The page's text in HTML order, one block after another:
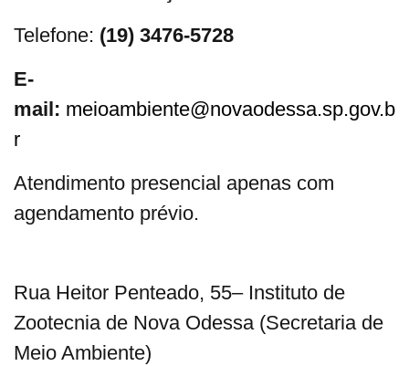
Telefone: (19) 3476-5728
E-
mail: meioambiente@novaodessa.sp.gov.b
r
Atendimento presencial apenas com
agendamento prévio.
Rua Heitor Penteado, 55– Instituto de
Zootecnia de Nova Odessa (Secretaria de
Meio Ambiente)